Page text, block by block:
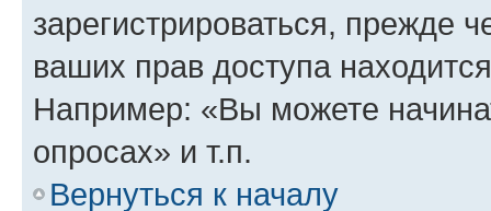
зарегистрироваться, прежде
ваших прав доступа
Например: «Вы можете
опросах» и т.п.
Вернуться к началу